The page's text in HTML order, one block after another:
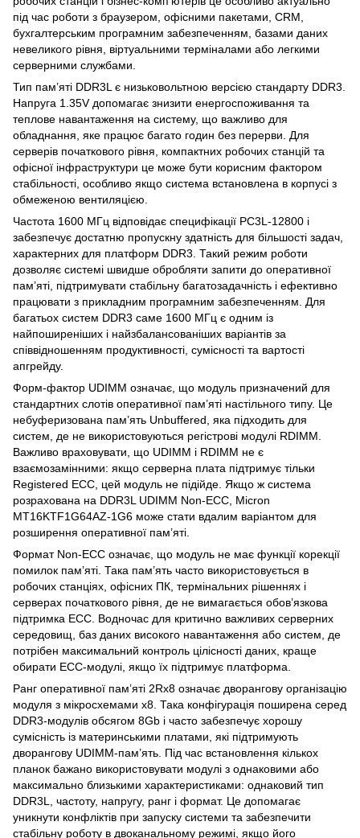
під час роботи з браузером, офісними пакетами, CRM,
бухгалтерським програмним забезпеченням, базами даних
невеликого рівня, віртуальними терміналами або легкими
серверними службами.
Тип пам’яті DDR3L є низьковольтною версією стандарту DDR3.
Напруга 1.35V допомагає знизити енергоспоживання та
теплове навантаження на систему, що важливо для
обладнання, яке працює багато годин без перерви. Для
серверів початкового рівня, компактних робочих станцій та
офісної інфраструктури це може бути корисним фактором
стабільності, особливо якщо система встановлена в корпусі з
обмеженою вентиляцією.
Частота 1600 МГц відповідає специфікації PC3L-12800 і
забезпечує достатню пропускну здатність для більшості задач,
характерних для платформ DDR3. Такий режим роботи
дозволяє системі швидше обробляти запити до оперативної
пам’яті, підтримувати стабільну багатозадачність і ефективно
працювати з прикладним програмним забезпеченням. Для
багатьох систем DDR3 саме 1600 МГц є одним із
найпоширеніших і найзбалансованіших варіантів за
співвідношенням продуктивності, сумісності та вартості
апгрейду.
Форм-фактор UDIMM означає, що модуль призначений для
стандартних слотів оперативної пам’яті настільного типу. Це
небуферизована пам’ять Unbuffered, яка підходить для
систем, де не використовуються регістрові модулі RDIMM.
Важливо враховувати, що UDIMM і RDIMM не є
взаємозамінними: якщо серверна плата підтримує тільки
Registered ECC, цей модуль не підійде. Якщо ж система
розрахована на DDR3L UDIMM Non-ECC, Micron
MT16KTF1G64AZ-1G6 може стати вдалим варіантом для
розширення оперативної пам’яті.
Формат Non-ECC означає, що модуль не має функції корекції
помилок пам’яті. Така пам’ять часто використовується в
робочих станціях, офісних ПК, термінальних рішеннях і
серверах початкового рівня, де не вимагається обов’язкова
підтримка ECC. Водночас для критично важливих серверних
середовищ, баз даних високого навантаження або систем, де
потрібен максимальний контроль цілісності даних, краще
обирати ECC-модулі, якщо їх підтримує платформа.
Ранг оперативної пам’яті 2Rx8 означає дворангову організацію
модуля з мікросхемами x8. Така конфігурація поширена серед
DDR3-модулів обсягом 8Gb і часто забезпечує хорошу
сумісність із материнськими платами, які підтримують
дворангову UDIMM-пам’ять. Під час встановлення кількох
планок бажано використовувати модулі з однаковими або
максимально близькими характеристиками: однаковий тип
DDR3L, частоту, напругу, ранг і формат. Це допомагає
уникнути конфліктів при запуску системи та забезпечити
стабільну роботу в двоканальному режимі, якщо його